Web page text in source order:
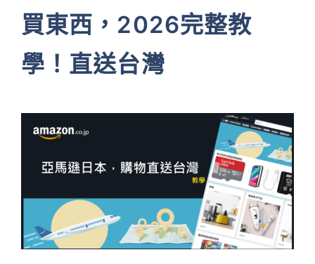
買東西，2026完整教
學！直送台灣